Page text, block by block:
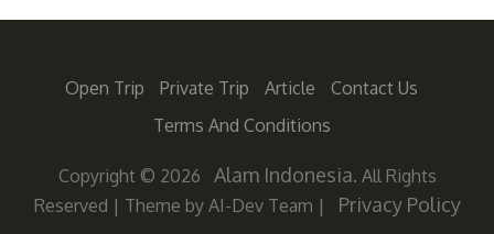
Open Trip Private Trip Article
Contact Us
Terms And Conditions
Copyright © 2026 Alam Indonesia. All Rights
Reserved | Theme by AI-Dev Team | Privacy Policy